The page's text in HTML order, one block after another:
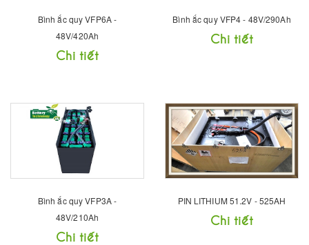
Bình ắc quy VFP6A -
48V/420Ah
Chi tiết
Bình ắc quy VFP4 - 48V/290Ah
Chi tiết
Bình ắc quy VFP3A -
48V/210Ah
Chi tiết
PIN LITHIUM 51.2V - 525AH
Chi tiết